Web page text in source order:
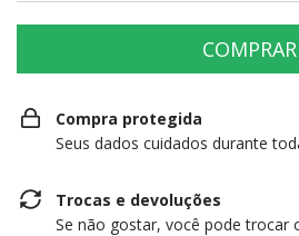
Compra protegida
Seus dados cuidados durante
Trocas e devoluções
Se não gostar, você pode trocar